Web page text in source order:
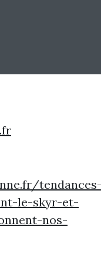
le-skyr-et-
nos-